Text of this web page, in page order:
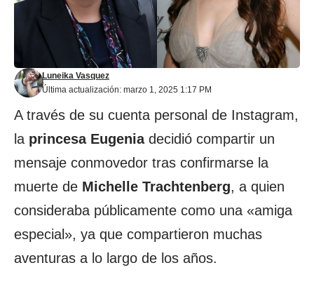
Última actualización: marzo 1, 2025 1:17 PM
Luneika Vasquez
A través de su cuenta personal de Instagram,
la princesa Eugeniadecidió compartir un
mensaje conmovedor tras confirmarse la
muerte de Michelle Trachtenberg, a quien
consideraba públicamente como una «amiga
especial», ya que compartieron muchas
aventuras a lo largo de los años.